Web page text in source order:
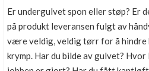
Er undergulvet spon eller støp? Er
på produkt leveransen fulgt av
være veldig, veldig tørr for å hindre
krymp. Har du bilde av gulvet? Hvor